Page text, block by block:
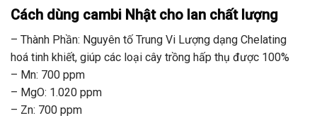
Cách dùng cambi Nhật cho lan chất lượng
– Thành Phần: Nguyên tố Trung Vi Lượng dạng Chelating
hoá tinh khiết, giúp các loại cây trồng hấp thụ được 100%
– Mn: 700 ppm
– MgO: 1.020 ppm
– Zn: 700 ppm